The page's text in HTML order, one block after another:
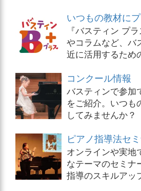
いつもの教材に
『バスティン プ
やコラムなど、バ
近に活用するため
コンクール情報
バスティンで参加
をご紹介。いつも
してみませんか？
ピアノ指導法セ
オンラインや実地
なテーマのセミナ
指導のスキルアッ